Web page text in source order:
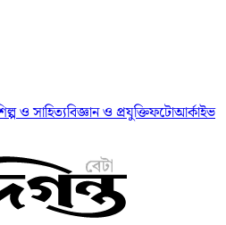
ও সাহিত্যবিজ্ঞান ও প্রযুক্তিফটোআর্কাইভ